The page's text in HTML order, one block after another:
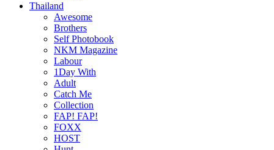
Thailand
Awesome
Brothers
Self Photobook
NKM Magazine
Labour
1Day With
Adult
Catch Me
Collection
FAP! FAP!
FOXX
HOST